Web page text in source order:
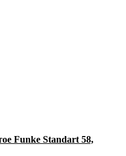
Funke Standart 58,